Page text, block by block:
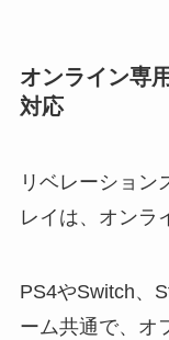
オンライン専
対応
リベレーション
レイは、オンラ
PS4やSwitch、
ーム共通で、オ